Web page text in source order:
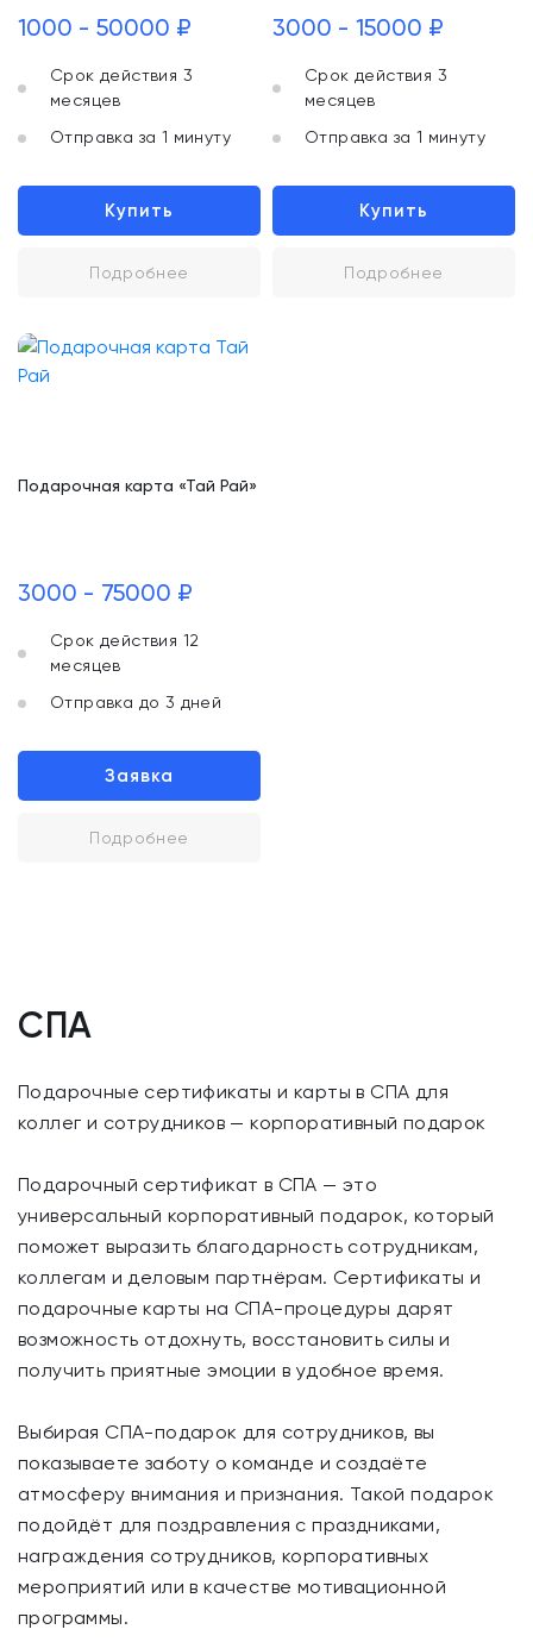
1000 - 50000 ₽
Срок действия 3
месяцев
Отправка за 1 минуту
Купить
Подробнее
3000 - 15000 ₽
Срок действия 3
месяцев
Отправка за 1 минуту
Купить
Подробнее
Подарочная карта «Тай Рай»
3000 - 75000 ₽
Срок действия 12
месяцев
Отправка до 3 дней
Заявка
Подробнее
СПА
Подарочные сертификаты и карты в СПА для
коллег и сотрудников — корпоративный подарок
Подарочный сертификат в СПА — это
универсальный корпоративный подарок, который
поможет выразить благодарность сотрудникам,
коллегам и деловым партнёрам. Сертификаты и
подарочные карты на СПА-процедуры дарят
возможность отдохнуть, восстановить силы и
получить приятные эмоции в удобное время.
Выбирая СПА-подарок для сотрудников, вы
показываете заботу о команде и создаёте
атмосферу внимания и признания. Такой подарок
подойдёт для поздравления с праздниками,
награждения сотрудников, корпоративных
мероприятий или в качестве мотивационной
программы.